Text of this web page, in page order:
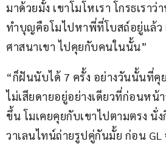
มาด้วยมั้ง เขาโมโหเรา โกรธเราว่
ทำบุญคือโมไปหาพี่ที่โบสถ์อยู่แล้ว
ศาสนาเขา ไปคุยกับคนในนั้น”
“ก็ฝันนับได้ 7 ครั้ง อย่างวันนั้นที่คุ
ไม่เสียดายอยู่อย่างเดียวที่ก่อนหน้
ขึ้น โมเคยคุยกับเขาไปตามตรง นั่
วาเลนไทน์ถ่ายรูปคู่กันมั้ย ก่อน GL